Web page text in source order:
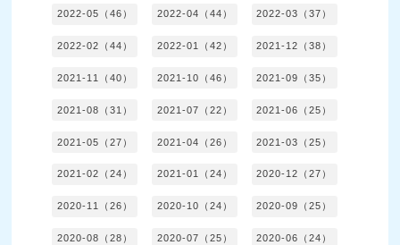
2022-05（46） 2022-04（44） 2022-03（37）
2022-02（44） 2022-01（42） 2021-12（38）
2021-11（40） 2021-10（46） 2021-09（35）
2021-08（31） 2021-07（22） 2021-06（25）
2021-05（27） 2021-04（26） 2021-03（25）
2021-02（24） 2021-01（24） 2020-12（27）
2020-11（26） 2020-10（24） 2020-09（25）
2020-08（28） 2020-07（25） 2020-06（24）